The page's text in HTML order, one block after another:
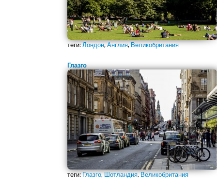
теги:Лондон,Англия,Великобритания
Глазго
теги:Глазго,Шотландия,Великобритания